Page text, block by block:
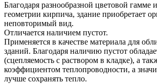
Благодаря разнообразной цветовой гамме
геометрии кирпича, здание приобретает
неповторимый вид.
Отличается наличием пустот.
Применяется в качестве материала для
зданий. Благодаря наличию пустот
(сцепляемость с раствором в кладке), а
коэффициентом теплопроводности, а
лучше сохранять тепло.